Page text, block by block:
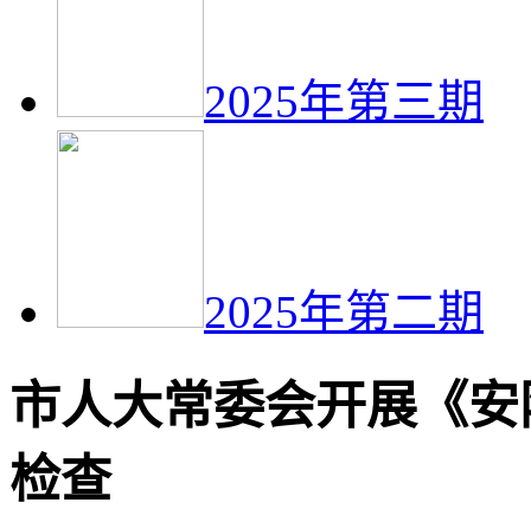
2025年第三期
2025年第二期
市人大常委会开展《
检查